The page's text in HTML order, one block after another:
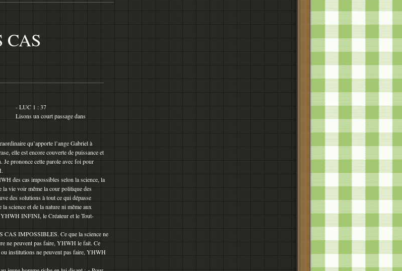
CAS
- LUC 1 : 37
Lisons un court passage dans
qu’apporte l’ange Gabriel à
elle est encore couverte de puissance et
Je prononce cette parole avec foi pour
des cas impossibles selon la science, la
la vie voir même la cour politique des
des solutions à tout ce qui dépasse
science et de la nature ni même aux
YHWH INFINI, le Créateur et le Tout-
CAS IMPOSSIBLES. Ce que la science ne
ne peuvent pas faire, YHWH le fait. Ce
ou institutions ne peuvent pas faire, YHWH